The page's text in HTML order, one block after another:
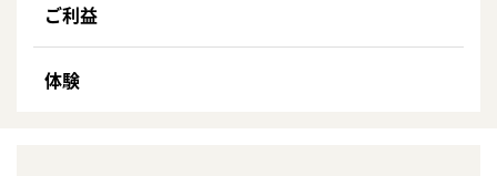
ご利益
体験